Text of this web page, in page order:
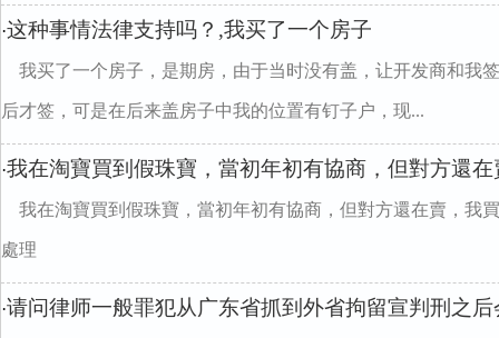
·这种事情法律支持吗？,我买了一个房子
我买了一个房子，是期房，由于当时没有盖，让开发商和我
后才签，可是在后来盖房子中我的位置有钉子户，现...
·我在淘寶買到假珠寶，當初年初有協商，但對方還
我在淘寶買到假珠寶，當初年初有協商，但對方還在賣，我
處理
·请问律师一般罪犯从广东省抓到外省拘留宣判刑之